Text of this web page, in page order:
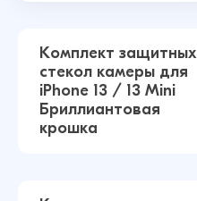
Комплект защитных
стекол камеры для
iPhone 13 / 13 Mini
Бриллиантовая
крошка